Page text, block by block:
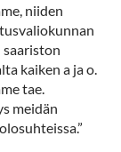
niiden
kaiken a ja o.
tae.
meidän